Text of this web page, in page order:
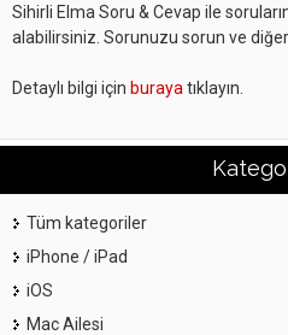
Sihirli Elma Soru & Cevap ile
alabilirsiniz. Sorunuzu sorun ve diğer
Detaylı bilgi için buraya tıklayın.
Tüm kategoriler
iPhone / iPad
iOS
Mac Ailesi